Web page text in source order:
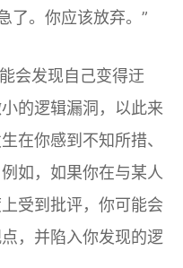
了。你应该放弃。”
会发现自己变得迂
的逻辑漏洞，以此来
在你感到不知所措、
如，如果你在与某人
受到批评，你可能会
，并陷入你发现的逻